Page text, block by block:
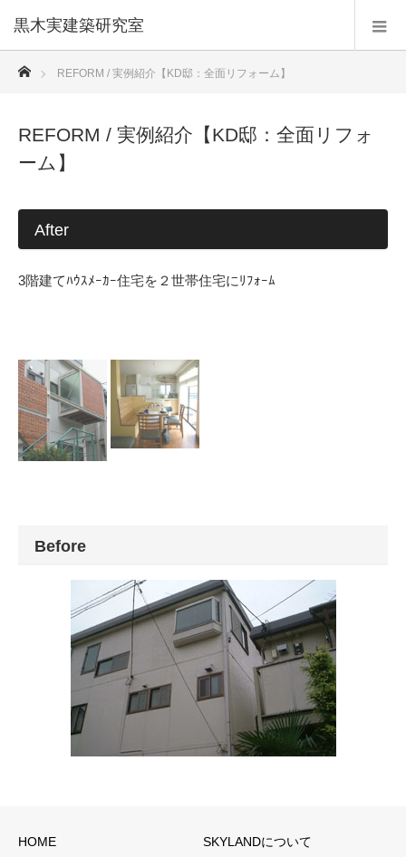
黒木実建築研究室
ホーム
REFORM / 実例紹介【KD邸：全面リフォーム】
REFORM / 実例紹介【KD邸：全面リフォ
ーム】
After
3階建てﾊｳｽﾒｰｶｰ住宅を２世帯住宅にﾘﾌｫｰﾑ
Before
HOME SKYLANDについて